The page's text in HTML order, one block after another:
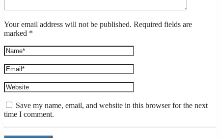
Your email address will not be published. Required fields are
marked *
Save my name, email, and website in this browser for the next
time I comment.